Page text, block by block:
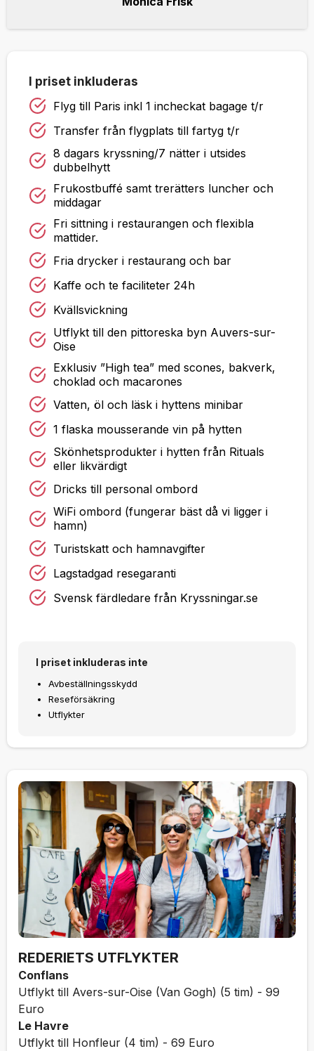
I priset inkluderas
Flyg till Paris inkl 1 incheckat bagage t/r
Transfer från flygplats till fartyg t/r
8 dagars kryssning/7 nätter i utsides
dubbelhytt
Frukostbuffé samt trerätters luncher och
middagar
Fri sittning i restaurangen och flexibla
mattider.
Fria drycker i restaurang och bar
Kaffe och te faciliteter 24h
Kvällsvickning
Utflykt till den pittoreska byn Auvers-sur-
Oise
Exklusiv ”High tea” med scones, bakverk,
choklad och macarones
Vatten, öl och läsk i hyttens minibar
1 flaska mousserande vin på hytten
Skönhetsprodukter i hytten från Rituals
eller likvärdigt
Dricks till personal ombord
WiFi ombord (fungerar bäst då vi ligger i
hamn)
Turistskatt och hamnavgifter
Lagstadgad resegaranti
Svensk färdledare från Kryssningar.se
I priset inkluderas inte
Avbeställningsskydd
Reseförsäkring
Utflykter
REDERIETS UTFLYKTER
Conflans
Utflykt till Avers-sur-Oise (Van Gogh) (5 tim) - 99
Euro
Le Havre
Utflykt till Honfleur (4 tim) - 69 Euro